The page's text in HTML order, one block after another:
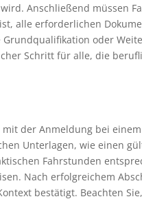
Anschließend müssen
alle erforderlichen
oder
Schritt für alle, die
der Anmeldung bei
Unterlagen, wie einen
Fahrstunden
Nach erfolgreichem
bestätigt. Beachten